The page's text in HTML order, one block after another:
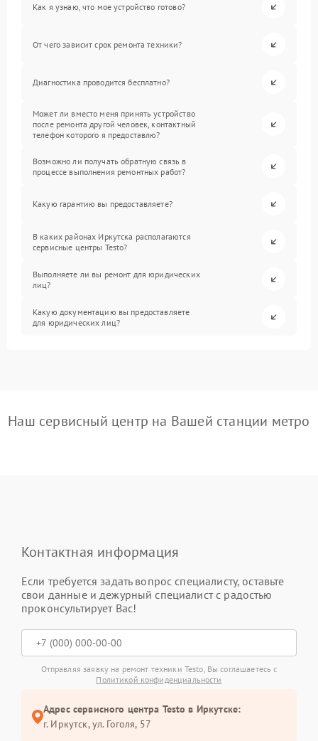
Как я узнаю, что мое устройство готово?
От чего зависит срок ремонта техники?
Диагностика проводится бесплатно?
Может ли вместо меня принять устройство
после ремонта другой человек, контактный
телефон которого я предоставлю?
Возможно ли получать обратную связь в
процессе выполнения ремонтных работ?
Какую гарантию вы предоставляете?
В каких районах Иркутска располагаются
сервисные центры Testo?
Выполняете ли вы ремонт для юридических
лиц?
Какую документацию вы предоставляете
для юридических лиц?
Наш сервисный центр на Вашей станции метро
Контактная информация
Если требуется задать вопрос специалисту, оставьте
свои данные и дежурный специалист с радостью
проконсультирует Вас!
Отправляя заявку на ремонт техники Testo, Вы соглашаетесь с
Политикой конфиденциальности
Адрес сервисного центра Testo в Иркутске:
г. Иркутск, ул. ​Гоголя, 57